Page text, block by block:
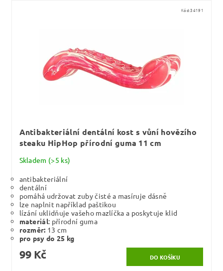
Kód:34191
Antibakteriální dentální kost s vůní hovězího
steaku HipHop přírodní guma 11 cm
Skladem (>5 ks)
antibakteriální
dentální
pomáhá udržovat zuby čisté a masíruje dásně
lze naplnit například paštikou
lízání uklidňuje vašeho mazlíčka a poskytuje klid
materiál: přírodní guma
rozměr: 13 cm
pro psy do 25 kg
99 Kč